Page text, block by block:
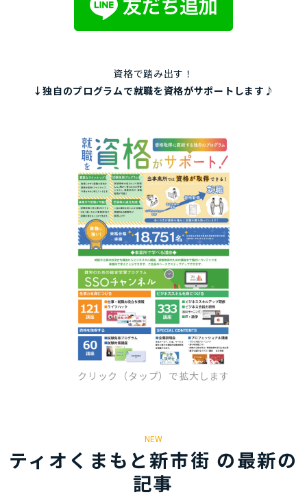
資格で踏み出す！
↓独自のプログラムで就職を資格がサポートします♪
クリック（タップ）で拡大します
NEW
ティオくまもと新市街 の最新の
記事